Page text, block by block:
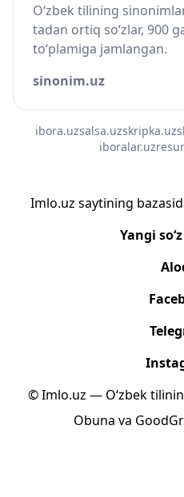
O‘zbek tilining
tadan ortiq so‘zlar, 900
to‘plamiga jamlangan.
sinonim.uz
ibora.uzsalsa.uzskripka.uz
iboralar.uz
Imlo.uz saytining
Yangi
© Imlo.uz — O‘zbek
Obuna va